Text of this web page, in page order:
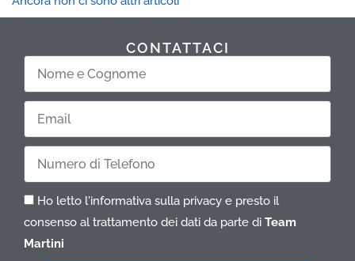
CONTATTACI
e
Cognome
Ho letto l'informativa sulla privacy e presto il
consenso al trattamento dei dati da parte di Team
Martini